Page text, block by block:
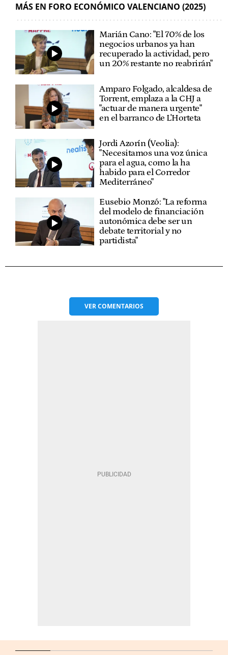
MÁS EN FORO ECONÓMICO VALENCIANO (2025)
Marián Cano: "El 70% de los
negocios urbanos ya han
recuperado la actividad, pero
un 20% restante no reabrirán"
Amparo Folgado, alcaldesa de
Torrent, emplaza a la CHJ a
"actuar de manera urgente"
en el barranco de L'Horteta
Jordi Azorín (Veolia):
"Necesitamos una voz única
para el agua, como la ha
habido para el Corredor
Mediterráneo"
Eusebio Monzó: "La reforma
del modelo de financiación
autonómica debe ser un
debate territorial y no
partidista"
VERCOMENTARIOS